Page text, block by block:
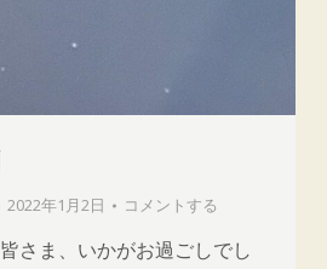
2022年1月2日 コメントする
さま、いかがお過ごしでし